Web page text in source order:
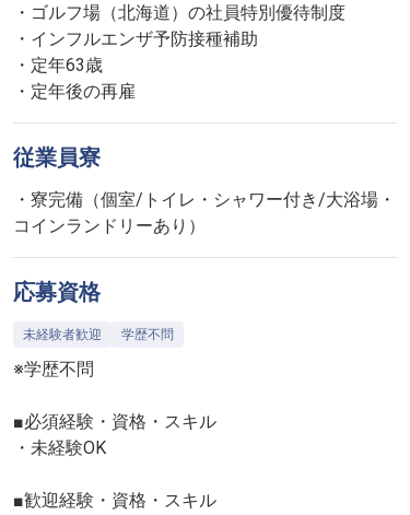
・ゴルフ場（北海道）の社員特別優待制度
・インフルエンザ予防接種補助
・定年63歳
・定年後の再雇
従業員寮
・寮完備（個室/トイレ・シャワー付き/大浴場・
コインランドリーあり）
応募資格
未経験者歓迎 学歴不問
※学歴不問
■必須経験・資格・スキル
・未経験OK
■歓迎経験・資格・スキル